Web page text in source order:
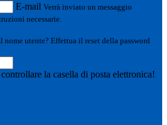
E-mail Verrà inviato un messaggio
necessarie.
nome utente? Effettua il reset della password
la casella di posta elettronica!